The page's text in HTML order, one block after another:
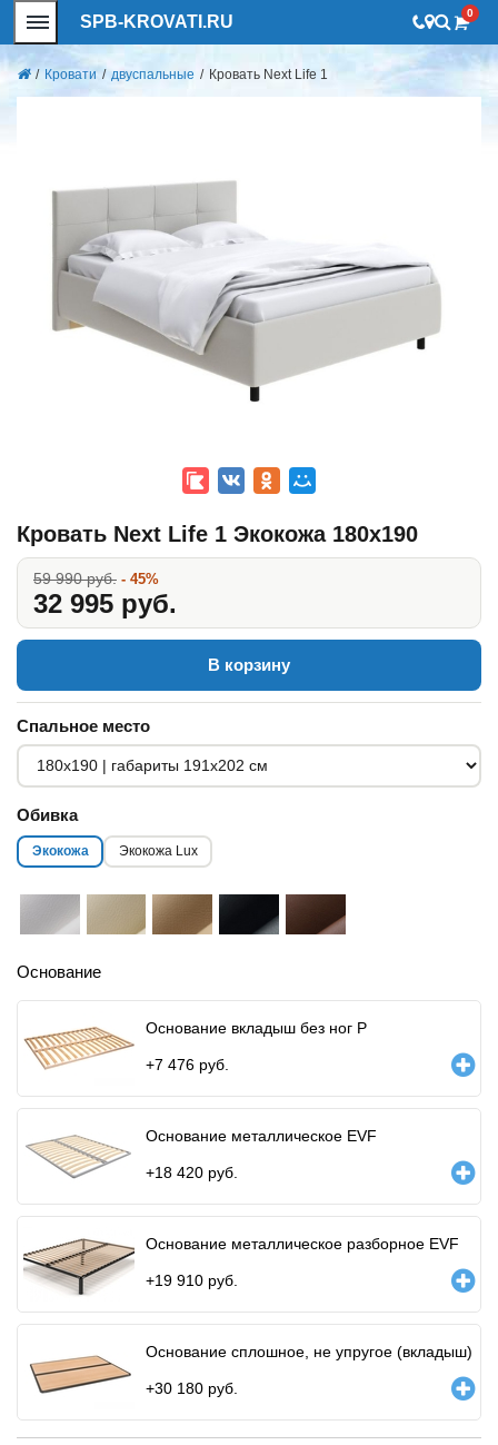
SPB-KROVATI.RU 0
/ Кровати / двуспальные / Кровать Next Life 1
Кровать Next Life 1 Экокожа 180x190
59 990 руб. - 45%
32 995 руб.
В корзину
Спальное место
Обивка
Экокожа Экокожа Lux
Основание
Основание вкладыш без ног P
+7 476 руб.
Основание металлическое EVF
+18 420 руб.
Основание металлическое разборное EVF
+19 910 руб.
Основание сплошное, не упругое (вкладыш)
+30 180 руб.